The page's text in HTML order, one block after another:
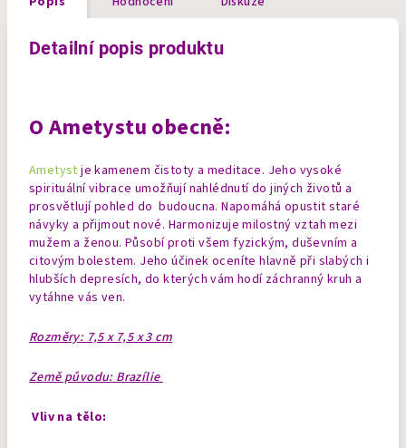
Detailní popis produktu
O Ametystu obecně:
Ametystje kamenem čistoty a meditace. Jeho vysoké
spirituální vibrace umožňují nahlédnutí do jiných životů a
prosvětlují pohled do budoucna. Napomáhá opustit staré
návyky a přijmout nové. Harmonizuje milostný vztah mezi
mužem a ženou. Působí proti všem fyzickým, duševním a
citovým bolestem. Jeho účinek oceníte hlavně při slabých i
hlubších depresích, do kterých vám hodí záchranný kruh a
vytáhne vás ven.
Rozměry: 7,5 x 7,5 x 3 cm
Země původu: Brazílie
Vliv na tělo: